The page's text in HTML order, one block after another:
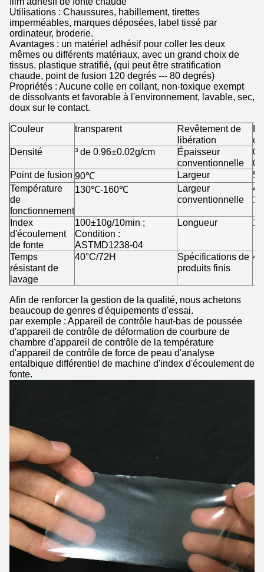
Utilisations : Chaussures, habillement, tirettes
imperméables, marques déposées, label tissé par
ordinateur, broderie.
Avantages : un matériel adhésif pour coller les deux
mêmes ou différents matériaux, avec un grand choix de
tissus, plastique stratifié, (qui peut être stratification
chaude, point de fusion 120 degrés --- 80 degrés)
Propriétés : Aucune colle en collant, non-toxique exempt
de dissolvants et favorable à l'environnement, lavable, sec,
doux sur le contact.
Couleur transparent
Revêtement de
libération
Densité
³ de 0.96±0.02g/cm
Épaisseur
conventionnelle
Point de fusion 90℃ Largeur
Température
de
fonctionnement
130℃-160℃
Largeur
conventionnelle
Index
d'écoulement
de fonte
100±10g/10min ;
Condition :
ASTMD1238-04
Longueur
Temps
résistant de
lavage
40°C/72H
Spécifications de
produits finis
Afin de renforcer la gestion de la qualité, nous achetons
beaucoup de genres d'équipements d'essai.
par exemple : Appareil de contrôle haut-bas de poussée
d'appareil de contrôle de déformation de courbure de
chambre d'appareil de contrôle de la température
d'appareil de contrôle de force de peau d'analyse
entalbique différentiel de machine d'index d'écoulement de
fonte.